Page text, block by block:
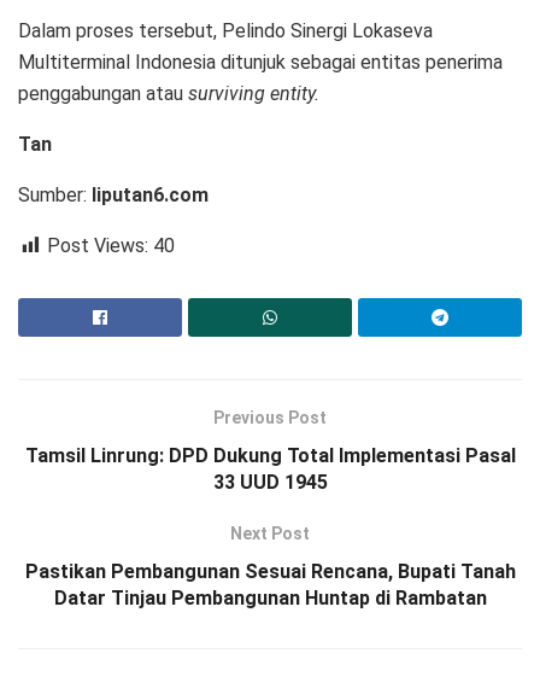
Dalam proses tersebut, Pelindo Sinergi Lokaseva
Multiterminal Indonesia ditunjuk sebagai entitas penerima
penggabungan atau surviving entity.
Tan
Sumber: liputan6.com
Post Views: 40
Previous Post
Tamsil Linrung: DPD Dukung Total Implementasi Pasal
33 UUD 1945
Next Post
Pastikan Pembangunan Sesuai Rencana, Bupati Tanah
Datar Tinjau Pembangunan Huntap di Rambatan